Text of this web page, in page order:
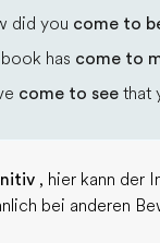
did you come to
has come to
come to see that
, hier kann der
bei anderen